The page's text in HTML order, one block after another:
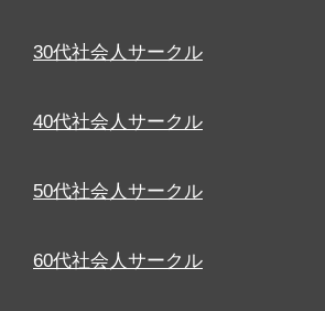
30代社会人サークル
40代社会人サークル
50代社会人サークル
60代社会人サークル